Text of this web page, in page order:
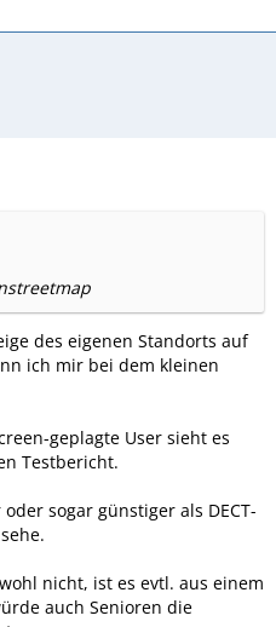
des eigenen Standorts auf
ich mir bei dem kleinen
geplagte User sieht es
Testbericht.
sogar günstiger als DECT-
nicht, ist es evtl. aus einem
auch Senioren die